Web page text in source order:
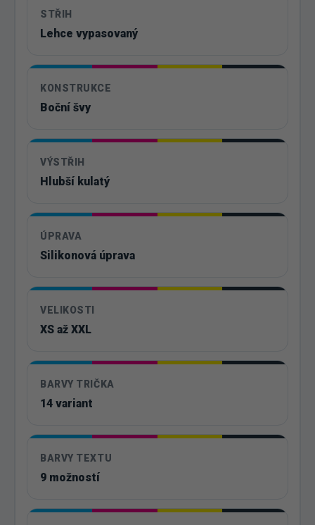
STŘIH
Lehce vypasovaný
KONSTRUKCE
Boční švy
VÝSTŘIH
Hlubší kulatý
ÚPRAVA
Silikonová úprava
VELIKOSTI
XS až XXL
BARVY TRIČKA
14 variant
BARVY TEXTU
9 možností